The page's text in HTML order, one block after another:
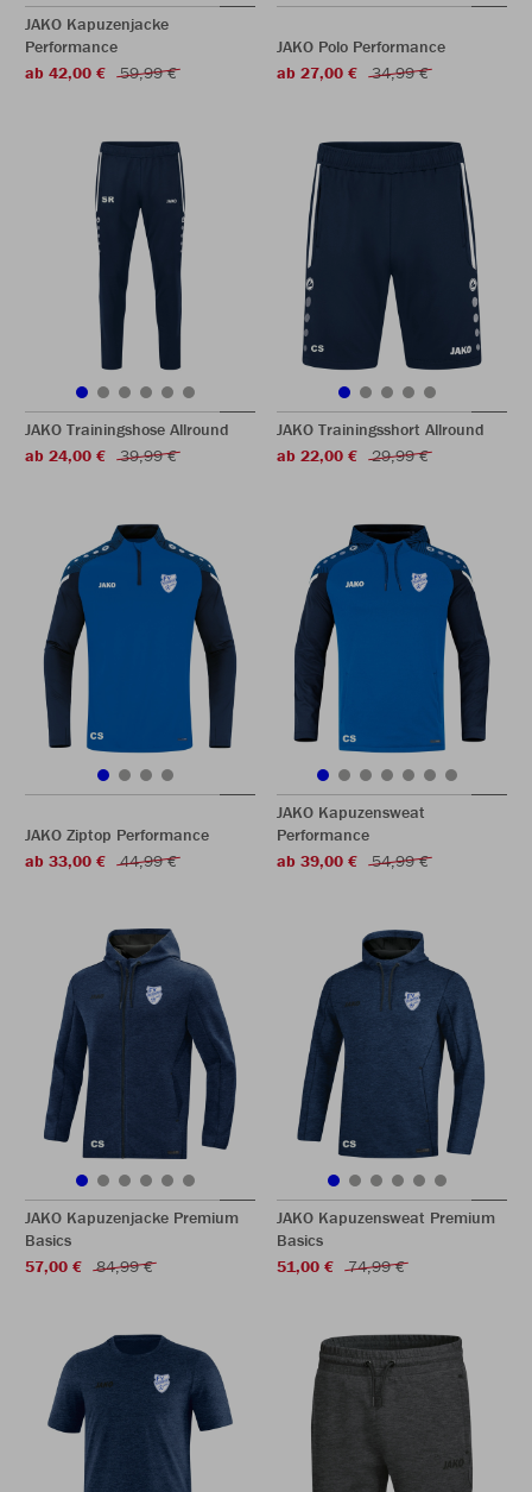
JAKO Kapuzenjacke
Performance
ab 42,00 €
59,99 €
JAKO Polo Performance
ab 27,00 €
34,99 €
JAKO Trainingshose Allround
ab 24,00 €
39,99 €
JAKO Trainingsshort Allround
ab 22,00 €
29,99 €
JAKO Ziptop Performance
ab 33,00 €
44,99 €
JAKO Kapuzensweat
Performance
ab 39,00 €
54,99 €
JAKO Kapuzenjacke Premium
Basics
57,00 €
84,99 €
JAKO Kapuzensweat Premium
Basics
51,00 €
74,99 €